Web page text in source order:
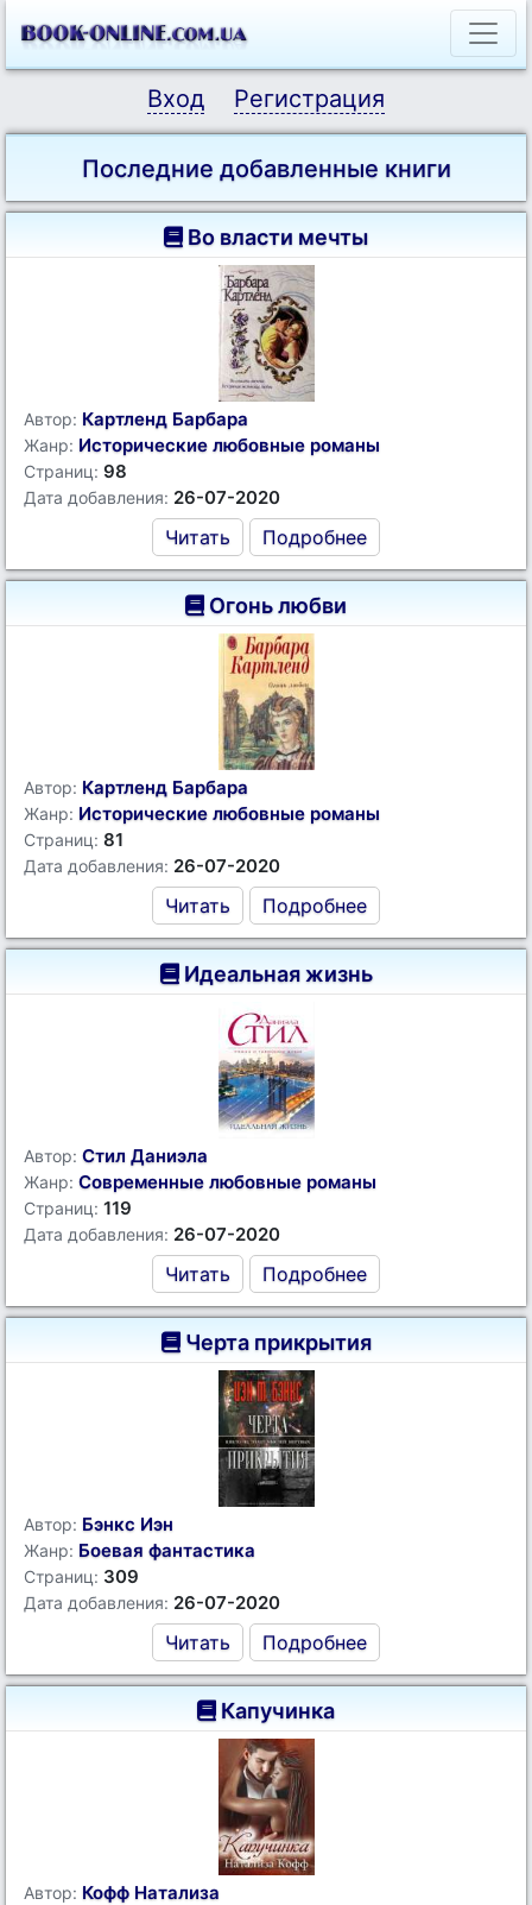
Вход Регистрация
Последние добавленные книги
Во власти мечты
Автор: Картленд Барбара
Жанр: Исторические любовные романы
Страниц: 98
Дата добавления: 26-07-2020
Читать Подробнее
Огонь любви
Автор: Картленд Барбара
Жанр: Исторические любовные романы
Страниц: 81
Дата добавления: 26-07-2020
Читать Подробнее
Идеальная жизнь
Автор: Стил Даниэла
Жанр: Современные любовные романы
Страниц: 119
Дата добавления: 26-07-2020
Читать Подробнее
Черта прикрытия
Автор: Бэнкс Иэн
Жанр: Боевая фантастика
Страниц: 309
Дата добавления: 26-07-2020
Читать Подробнее
Капучинка
Автор: Кофф Натализа